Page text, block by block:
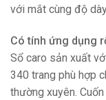
với mắt cùng độ
Có tính ứng dụng
Sổ caro sản xuất
340 trang phù hợp
thường xuyên.